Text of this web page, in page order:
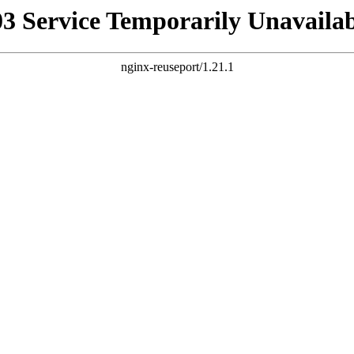
Service Temporarily
nginx-reuseport/1.21.1